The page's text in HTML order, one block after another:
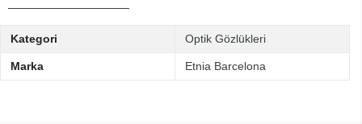
Kategori Optik Gözlükleri
Marka Etnia Barcelona